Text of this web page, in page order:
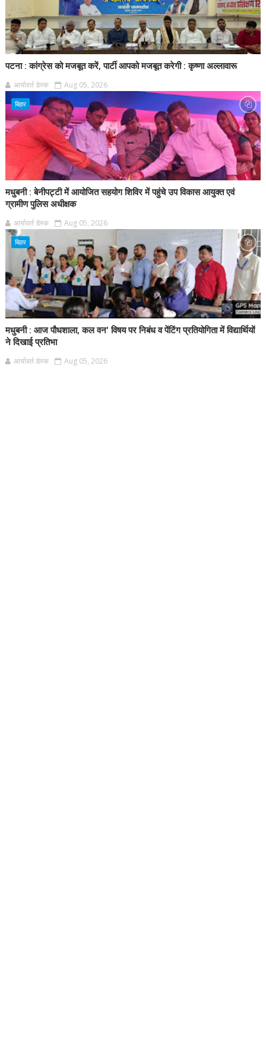
पटना : कांग्रेस को मजबूत करें, पार्टी आपको मजबूत करेगी : कृष्णा अल्लावारू
आर्यावर्त डेस्क Aug 05, 2026
बिहार
मधुबनी : बेनीपट्टी में आयोजित सहयोग शिविर में पहुंचे उप विकास आयुक्त एवं
ग्रामीण पुलिस अधीक्षक
आर्यावर्त डेस्क Aug 05, 2026
बिहार
मधुबनी : आज पौधशाला, कल वन' विषय पर निबंध व पेंटिंग प्रतियोगिता में विद्यार्थियों
ने दिखाई प्रतिभा
आर्यावर्त डेस्क Aug 05, 2026